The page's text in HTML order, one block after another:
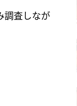
調査しなが